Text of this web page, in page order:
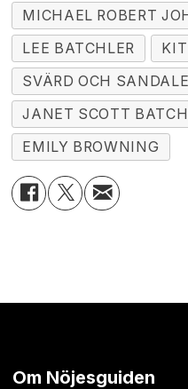
MICHAEL ROBERT
LEE BATCHLER
SVÄRD OCH
JANET SCOTT
EMILY BROWNING
Om Nöjesguiden